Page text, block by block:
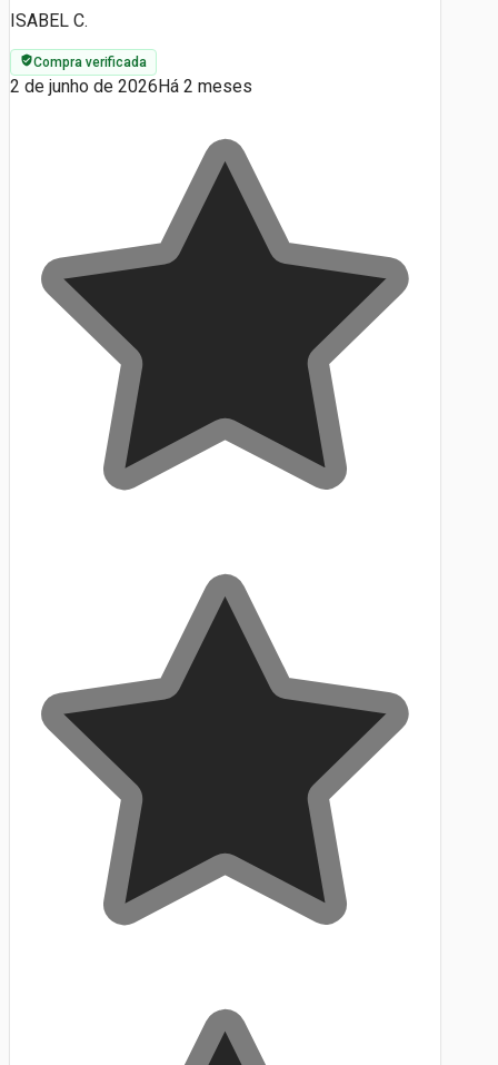
ISABEL C.
Compra verificada
2 de junho de 2026Há 2 meses